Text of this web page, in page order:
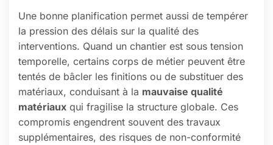
Une bonne planification permet aussi de tempérer
la pression des délais sur la qualité des
interventions. Quand un chantier est sous tension
temporelle, certains corps de métier peuvent être
tentés de bâcler les finitions ou de substituer des
matériaux, conduisant à la mauvaise qualité
matériaux qui fragilise la structure globale. Ces
compromis engendrent souvent des travaux
supplémentaires, des risques de non-conformité